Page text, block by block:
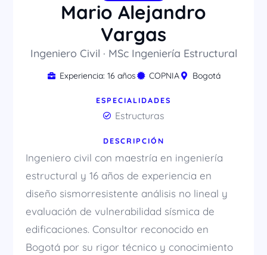
Mario Alejandro
Vargas
Ingeniero Civil · MSc Ingeniería Estructural
Experiencia: 16 años COPNIA Bogotá
ESPECIALIDADES
Estructuras
DESCRIPCIÓN
Ingeniero civil con maestría en ingeniería
estructural y 16 años de experiencia en
diseño sismorresistente análisis no lineal y
evaluación de vulnerabilidad sísmica de
edificaciones. Consultor reconocido en
Bogotá por su rigor técnico y conocimiento